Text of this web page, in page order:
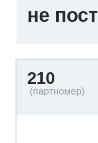
не
210